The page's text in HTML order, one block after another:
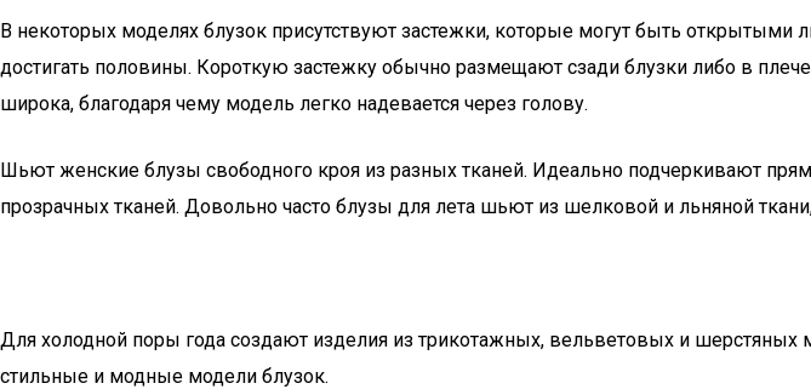
В некоторых моделях блузок присутствуют застежки, которые могут быть открытыми
достигать половины. Короткую застежку обычно размещают сзади блузки либо в
широка, благодаря чему модель легко надевается через голову.
Шьют женские блузы свободного кроя из разных тканей. Идеально подчеркивают
прозрачных тканей. Довольно часто блузы для лета шьют из шелковой и льняной
Для холодной поры года создают изделия из трикотажных, вельветовых и
стильные и модные модели блузок.